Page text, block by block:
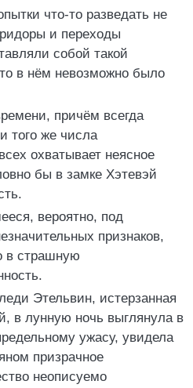
что-то разведать не
и переходы
собой такой
в нём невозможно было
причём всегда
того же числа
охватывает неясное
бы в замке Хэтевэй
вероятно, под
признаков,
в страшную
Этельвин, истерзанная
в лунную ночь выглянула в
ужасу, увидела
призрачное
неописуемо